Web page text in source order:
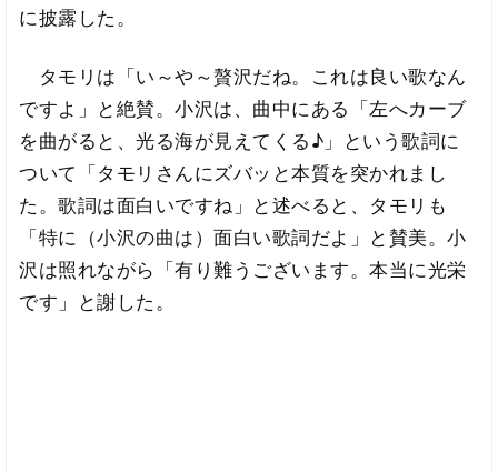
に披露した。
タモリは「い～や～贅沢だね。これは良い歌なん
ですよ」と絶賛。小沢は、曲中にある「左へカーブ
を曲がると、光る海が見えてくる♪」という歌詞に
ついて「タモリさんにズバッと本質を突かれまし
た。歌詞は面白いですね」と述べると、タモリも
「特に（小沢の曲は）面白い歌詞だよ」と賛美。小
沢は照れながら「有り難うございます。本当に光栄
です」と謝した。